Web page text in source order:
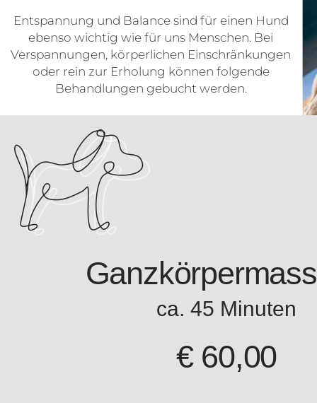
Entspannung und Balance sind für einen Hund
ebenso wichtig wie für uns Menschen. Bei
Verspannungen, körperlichen Einschränkungen
oder rein zur Erholung können folgende
Behandlungen gebucht werden.
ca. 45 Minuten
€ 60,00